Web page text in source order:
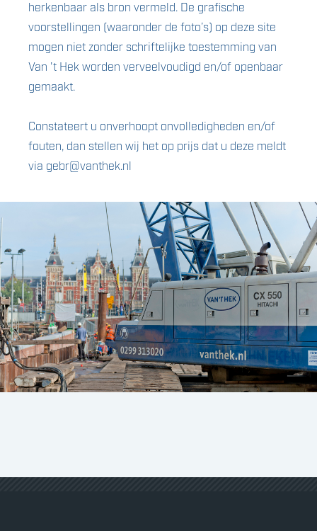
herkenbaar als bron vermeld. De grafische
voorstellingen (waaronder de foto’s) op deze site
mogen niet zonder schriftelijke toestemming van
Van 't Hek worden verveelvoudigd en/of openbaar
gemaakt.
Constateert u onverhoopt onvolledigheden en/of
fouten, dan stellen wij het op prijs dat u deze meldt
via gebr@vanthek.nl